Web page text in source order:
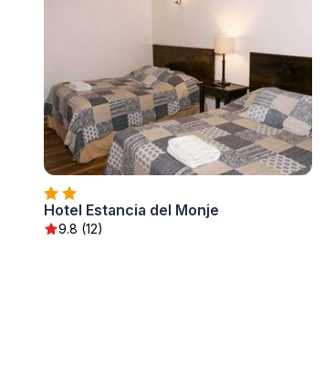
Hotel Estancia del Monje
9.8 (12)